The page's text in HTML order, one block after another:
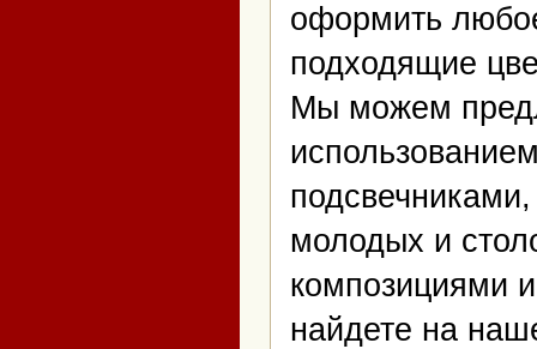
оформить
подходящие
Мы можем
молодых и
композициями
найдете на